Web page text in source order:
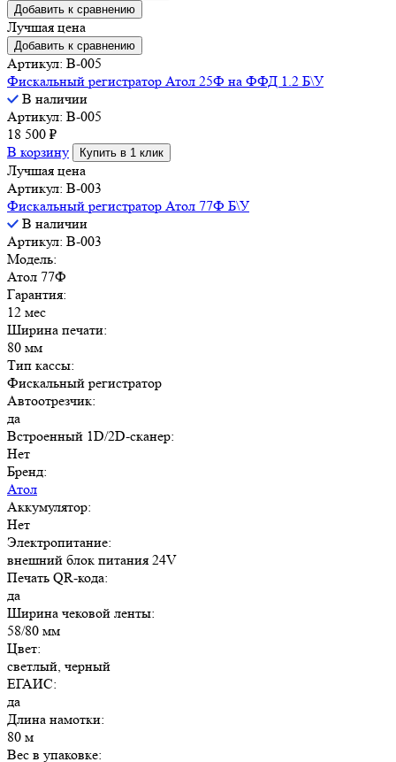
Добавить к сравнению
Лучшая цена
Добавить к сравнению
Артикул: B-005
Фискальный регистратор Атол 25Ф на ФФД 1.2 Б\У
В наличии
Артикул: B-005
18 500 ₽
В корзину
Купить в 1 клик
Лучшая цена
Артикул: B-003
Фискальный регистратор Атол 77Ф Б\У
В наличии
Артикул: B-003
Модель:
Атол 77Ф
Гарантия:
12 мес
Ширина печати:
80 мм
Тип кассы:
Фискальный регистратор
Автоотрезчик:
да
Встроенный 1D/2D-сканер:
Нет
Бренд:
Атол
Аккумулятор:
Нет
Электропитание:
внешний блок питания 24V
Печать QR-кода:
да
Ширина чековой ленты:
58/80 мм
Цвет:
светлый, черный
ЕГАИС:
да
Длина намотки:
80 м
Вес в упаковке: